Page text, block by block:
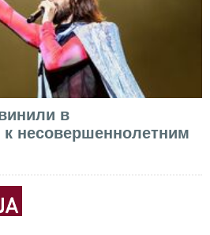
в
к несовершеннолетним